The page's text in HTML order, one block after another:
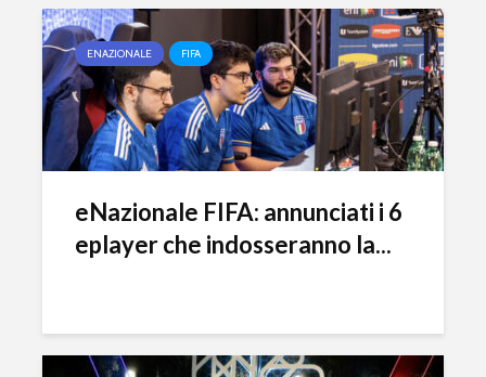
ENAZIONALE FIFA
eNazionale FIFA: annunciati i 6
eplayer che indosseranno la...